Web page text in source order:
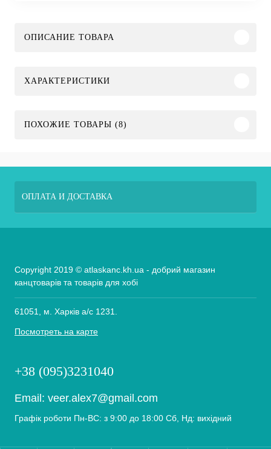
ОПИСАНИЕ ТОВАРА
ХАРАКТЕРИСТИКИ
ПОХОЖИЕ ТОВАРЫ (8)
ОПЛАТА И ДОСТАВКА
Copyright 2019 © atlaskanc.kh.ua - добрий магазин
канцтоварів та товарів для хобі
61051, м. Харків а/с 1231.
Посмотреть на карте
+38 (095)3231040
Email: veer.alex7@gmail.com
Графік роботи Пн-ВС: з 9:00 до 18:00 Сб, Нд: вихідний